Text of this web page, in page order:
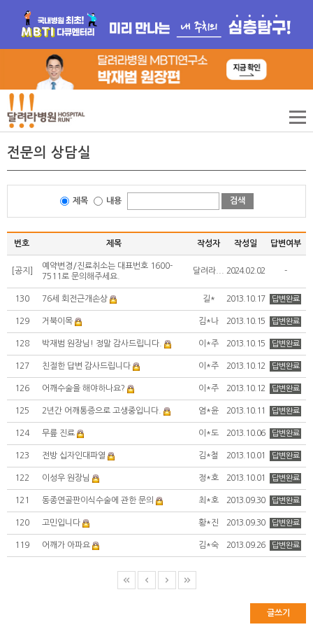
전문의 상담실
제목 내용 검색
번호 제목 작성자 작성일 답변여부
[공지]
예약변경/진료취소는 대표번호 1600-
7511로 문의해주세요.
달려라... 2024.02.02 -
130 76세 회전근개손상 길* 2013.10.17 답변완료
129 거북이목 김*나 2013.10.15 답변완료
128 박재범 원장님! 정말 감사드립니다. 이*주 2013.10.15 답변완료
127 친절한 답변 감사드립니다 이*주 2013.10.12 답변완료
126 어깨수술을 해야하나요? 이*주 2013.10.12 답변완료
125 2년간 어깨통증으로 고생중입니다. 염*윤 2013.10.11 답변완료
124 무릎 진료 이*도 2013.10.06 답변완료
123 전방 십자인대파열 김*철 2013.10.01 답변완료
122 이성우 원장님 정*호 2013.10.01 답변완료
121 동종연골판이식수술에 관한 문의 최*호 2013.09.30 답변완료
120 고민입니다 황*진 2013.09.30 답변완료
119 어깨가 아파요 김*숙 2013.09.26 답변완료
글쓰기